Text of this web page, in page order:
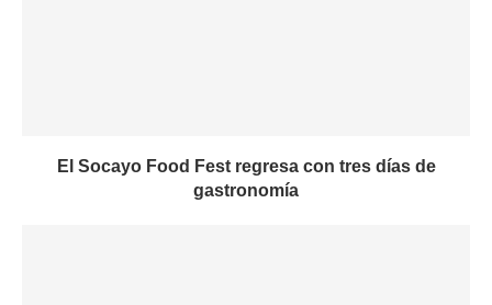
El Socayo Food Fest regresa con tres días de
gastronomía